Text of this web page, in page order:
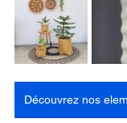
Découvrez nos